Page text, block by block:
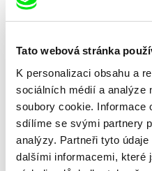
Tato webová stránka
K personalizaci obsahu a
sociálních médií a analýze
soubory cookie. Informace
sdílíme se svými partnery
analýzy. Partneři tyto
dalšími informacemi, které
Cat Lake City
Iva Ćirić